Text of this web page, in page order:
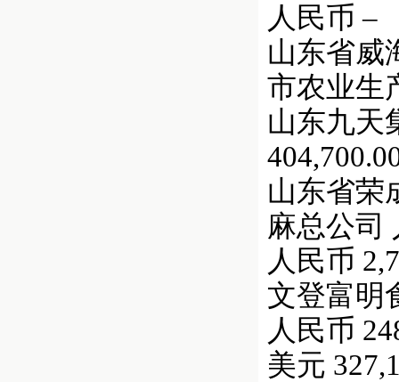
人民币 –
山东省威
市农业生
山东九天
山东省荣
麻总公司
人民币
文登富明
人民币
美元